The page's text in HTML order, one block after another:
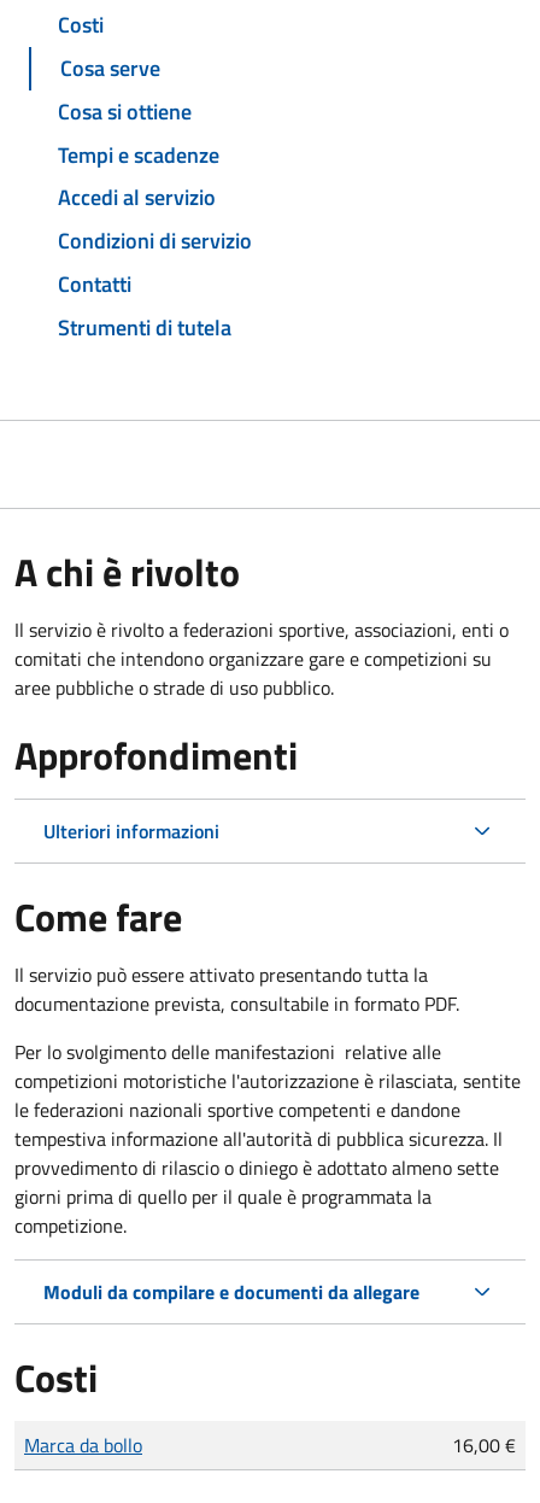
Costi
Cosa serve
Cosa si ottiene
Tempi e scadenze
Accedi al servizio
Condizioni di servizio
Contatti
Strumenti di tutela
A chi è rivolto
Il servizio è rivolto a federazioni sportive, associazioni, enti o
comitati che intendono organizzare gare e competizioni su
aree pubbliche o strade di uso pubblico.
Approfondimenti
Ulteriori informazioni
Come fare
Il servizio può essere attivato presentando tutta la
documentazione prevista, consultabile in formato PDF.
Per lo svolgimento delle manifestazioni relative alle
competizioni motoristiche l'autorizzazione è rilasciata, sentite
le federazioni nazionali sportive competenti e dandone
tempestiva informazione all'autorità di pubblica sicurezza. Il
provvedimento di rilascio o diniego è adottato almeno sette
giorni prima di quello per il quale è programmata la
competizione.
Moduli da compilare e documenti da allegare
Costi
Tipo di pagamento
Importo
Marca da bollo 16,00 €